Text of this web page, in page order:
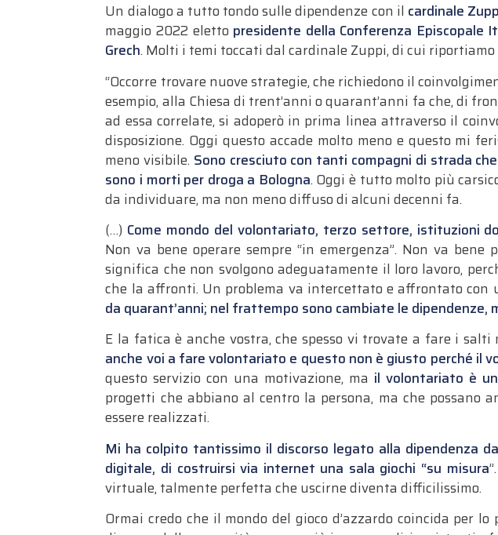
Un dialogo a tutto tondo sulle dipendenze con il cardinale
maggio 2022 eletto presidente della Conferenza Episcopale
Grech. Molti i temi toccati dal cardinale Zuppi, di cui
“Occorre trovare nuove strategie, che richiedono il
esempio, alla Chiesa di trent’anni o quarant’anni fa che, di
ad essa correlate, si adoperò in prima linea attraverso il
disposizione. Oggi questo accade molto meno e questo mi
meno visibile. Sono cresciuto con tanti compagni di strada
sono i morti per droga a Bologna. Oggi è tutto molto più
da individuare, ma non meno diffuso di alcuni decenni fa.
(…) Come mondo del volontariato, terzo settore, istituzioni
Non va bene operare sempre “in emergenza”. Non va
significa che non svolgono adeguatamente il loro lavoro,
che la affronti. Un problema va intercettato e affrontato con
da quarant’anni; nel frattempo sono cambiate le
E la fatica è anche vostra, che spesso vi trovate a fare i
anche voi a fare volontariato e questo non è giusto perché il
questo servizio con una motivazione, ma il volontariato è
progetti che abbiano al centro la persona, ma che possano
essere realizzati.
Mi ha colpito tantissimo il discorso legato alla dipendenza
digitale, di costruirsi via internet una sala giochi “su misura
virtuale, talmente perfetta che uscirne diventa difficilissimo.
Ormai credo che il mondo del gioco d’azzardo coincida per